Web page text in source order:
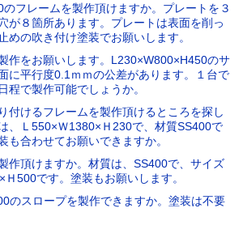
フレームを製作頂けますか。プレートを３
が８箇所あります。プレートは表面を削っ
めの吹き付け塗装でお願いします。
作をお願いします。L230×W800×H450のサ
に平行度0.1ｍｍの公差があります。１台で
程で製作可能でしょうか。
付けるフレームを製作頂けるところを探し
、Ｌ550×Ｗ1380×Ｈ230で、材質SS400で
も合わせてお願いできますか。
作頂けますか。材質は、SS400で、サイズ
500です。塗装もお願いします。
のスロープを製作できますか。塗装は不要